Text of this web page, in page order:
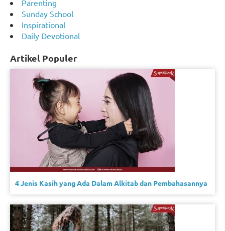
Parenting
Sunday School
Inspirational
Daily Devotional
Artikel Populer
4 Jenis Kasih yang Ada Dalam Alkitab dan Pembahasannya